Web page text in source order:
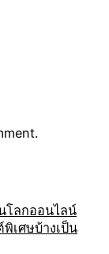
โลกออนไลน์
เศษบ้างเป็น